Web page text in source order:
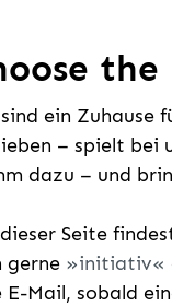
ein Zuhause
– spielt bei
dazu – und
Seite
gerne
initiativ
E-Mail, sobald